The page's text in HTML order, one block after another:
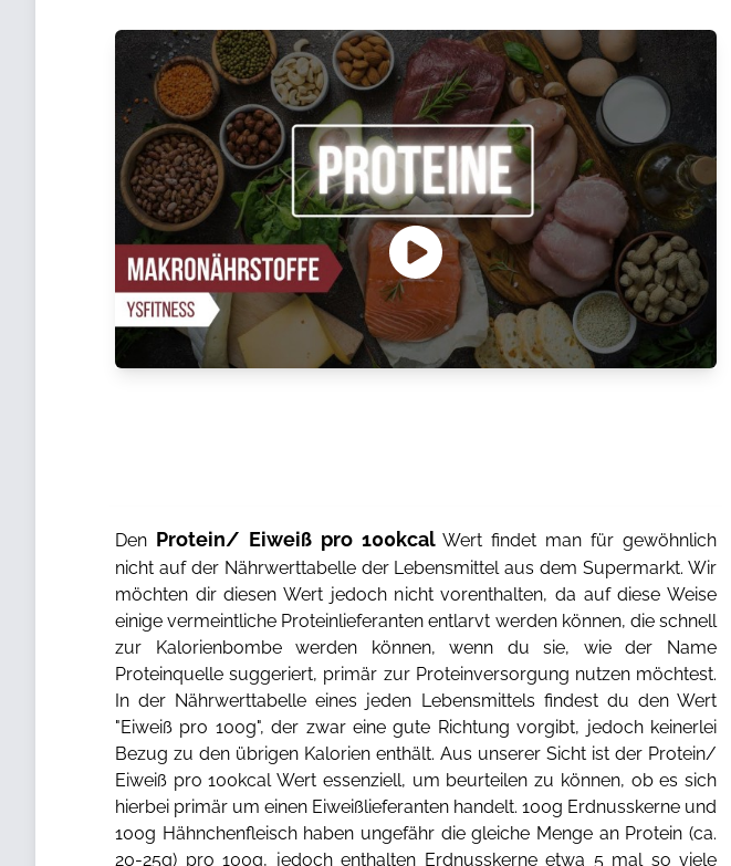
Den Protein/ Eiweiß pro 100kcalWert findet man für gewöhnlich
nicht auf der Nährwerttabelle der Lebensmittel aus dem Supermarkt. Wir
möchten dir diesen Wert jedoch nicht vorenthalten, da auf diese Weise
einige vermeintliche Proteinlieferanten entlarvt werden können, die schnell
zur Kalorienbombe werden können, wenn du sie, wie der Name
Proteinquelle suggeriert, primär zur Proteinversorgung nutzen möchtest.
In der Nährwerttabelle eines jeden Lebensmittels findest du den Wert
"Eiweiß pro 100g", der zwar eine gute Richtung vorgibt, jedoch keinerlei
Bezug zu den übrigen Kalorien enthält. Aus unserer Sicht ist der Protein/
Eiweiß pro 100kcal Wert essenziell, um beurteilen zu können, ob es sich
hierbei primär um einen Eiweißlieferanten handelt. 100g Erdnusskerne und
100g Hähnchenfleisch haben ungefähr die gleiche Menge an Protein (ca.
20-25g) pro 100g, jedoch enthalten Erdnusskerne etwa 5 mal so viele